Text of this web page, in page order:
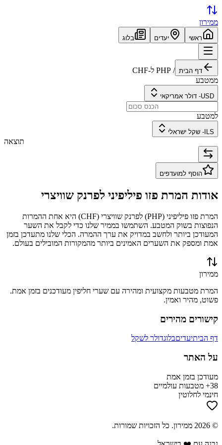
ממירון
ראשי יעדים בלוג
דף הבית /
PHP ל-CHF
ממטבע
USD
- דולר אמריקאי
למטבע
ILS
- שקל ישראלי
תוצאה
הוסף למועדפים
אודות המרת פזו פיליפיני לפרנק שוויצרי
המרת פזו פיליפיני (
PHP) לפרנק שוויצרי (
CHF) היא אחת ההמרות
הנפוצות בשוק המטבע. השתמשו בממיר שלנו כדי לקבל את השער
המעודכן ביותר ולחשב במדויק את ערך ההמרה. הכלי שלנו מתעדכן בזמן
אמת ומספק את השערים האמינים ביותר מהמקורות המובילים בעולם.
ממירון
המרת מטבעות מקצועית ומהירה עם שערי חליפין מעודכנים בזמן אמת.
פשוט, מהיר ואמין.
קישורים מהירים
דף הביתיעדיםבלוגדולר לשקל
על האתר
מעודכן בזמן אמת
38+ מטבעות עולמיים
חינמי לחלוטין
©
2026 ממירון. כל הזכויות שמורות.